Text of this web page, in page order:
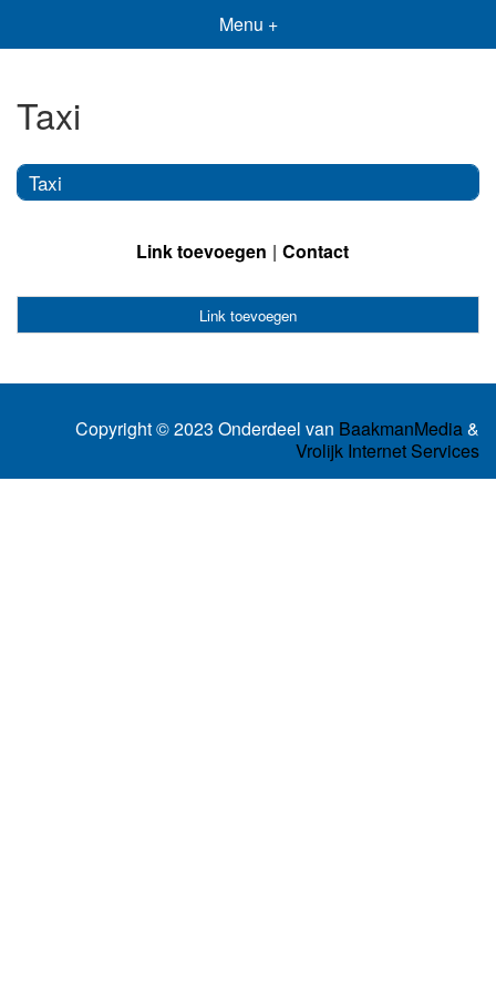
Menu +
Taxi
Taxi
Link toevoegen Contact
Link toevoegen
Copyright © 2023 Onderdeel van BaakmanMedia&
Vrolijk Internet Services